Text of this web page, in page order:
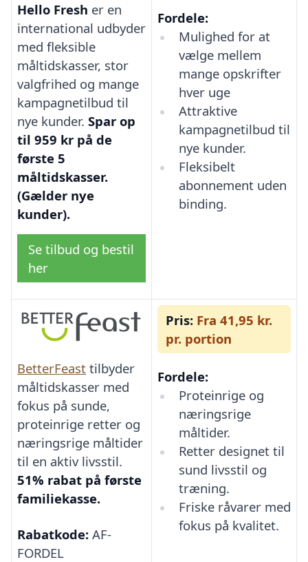
Hello Fresh er en
international udbyder
med fleksible
måltidskasser, stor
valgfrihed og mange
kampagnetilbud til
nye kunder. Spar op
til 959 kr på de
første 5
måltidskasser.
(Gælder nye
kunder).
Se tilbud og bestil
her
Fordele:
Mulighed for at
vælge mellem
mange opskrifter
hver uge
Attraktive
kampagnetilbud til
nye kunder.
Fleksibelt
abonnement uden
binding.
BetterFeast tilbyder
måltidskasser med
fokus på sunde,
proteinrige retter og
næringsrige måltider
til en aktiv livsstil.
51% rabat på første
familiekasse.
Rabatkode: AF-
FORDEL
Pris: Fra 41,95 kr.
pr. portion
Fordele:
Proteinrige og
næringsrige
måltider.
Retter designet til
sund livsstil og
træning.
Friske råvarer med
fokus på kvalitet.